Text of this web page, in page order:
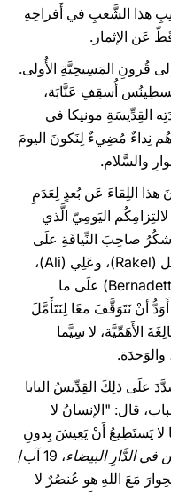
هذا الشَّعبِ في أَفراحِهِ
عَن الإثمار.
إلى قُرونِ المَسِيحِيَّةِ الأُولى.
أُسقِفِ عَنَّابَة،
القِدِّيسَةِ مونيكا في
نِداءٌ مُضِيءٌ لِنَكونَ اليومَ
والسَّلام.
هذا اللِقاءَ عَن بُعدٍ لِعَدَمِ
اليَومِيّ الَّذي
صاحِبَ النِّيافَةِ علَى
الكَلامِ الَّذي وجَّهَه إليَّ، كَما أَشكُرُ راكيل (Rakel)، وعَلِي (Ali)،
ومونيا (Monia)، والرَّاهِبَةَ بِرناديت (Bernadette) علَى ما
أنْ نَتَوَقَّفَ معًا لِنَتَأَمَّلَ
الأَهَمِّيَّة، لا سِيَّما
علَى ذلِكَ القِدِّيسُ البابا
قال: "الإنسانُ لا
يَستَطِيعُ أَنْ يَعِيشَ بِدونِ
في الدَّارِ البيضاء
، 19 آب/
إنَّ الحِوارَ مَعَ اللهِ هو عُنصُرٌ لا